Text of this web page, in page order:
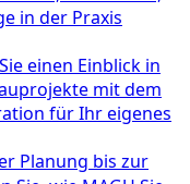
in der Praxis
einen Einblick in
mit dem
für Ihr eigenes
Planung bis zur